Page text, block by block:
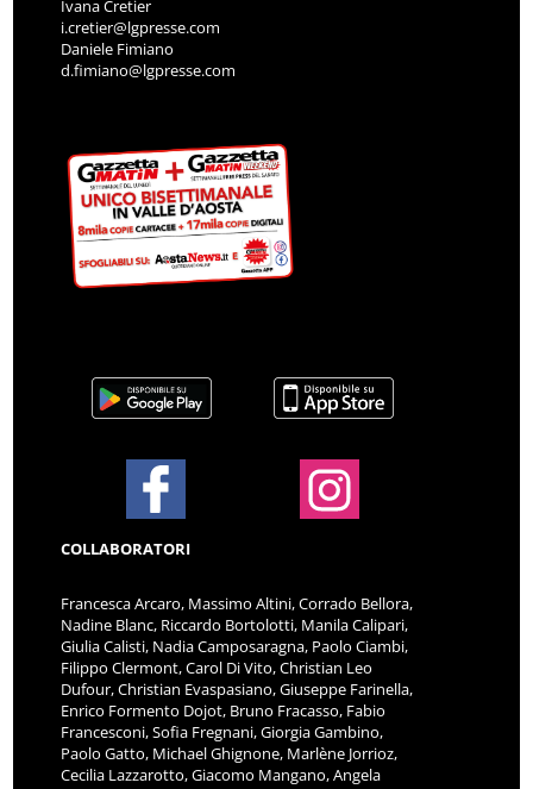
Ivana Cretier
i.cretier@lgpresse.com
Daniele Fimiano
d.fimiano@lgpresse.com
COLLABORATORI
Francesca Arcaro, Massimo Altini, Corrado Bellora,
Nadine Blanc, Riccardo Bortolotti, Manila Calipari,
Giulia Calisti, Nadia Camposaragna, Paolo Ciambi,
Filippo Clermont, Carol Di Vito, Christian Leo
Dufour, Christian Evaspasiano, Giuseppe Farinella,
Enrico Formento Dojot, Bruno Fracasso, Fabio
Francesconi, Sofia Fregnani, Giorgia Gambino,
Paolo Gatto, Michael Ghignone, Marlène Jorrioz,
Cecilia Lazzarotto, Giacomo Mangano, Angela